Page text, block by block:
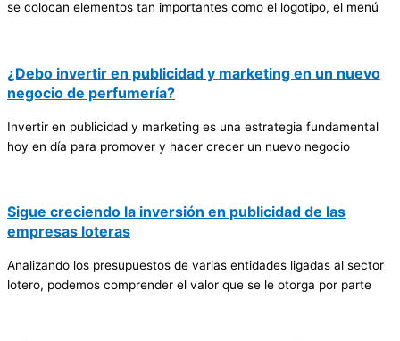
se colocan elementos tan importantes como el logotipo, el menú
¿Debo invertir en publicidad y marketing en un nuevo
negocio de perfumería?
Invertir en publicidad y marketing es una estrategia fundamental
hoy en día para promover y hacer crecer un nuevo negocio
Sigue creciendo la inversión en publicidad de las
empresas loteras
Analizando los presupuestos de varias entidades ligadas al sector
lotero, podemos comprender el valor que se le otorga por parte